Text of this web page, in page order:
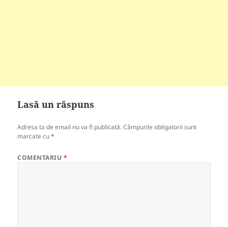
Lasă un răspuns
Adresa ta de email nu va fi publicată. Câmpurile obligatorii sunt
marcate cu*
COMENTARIU *